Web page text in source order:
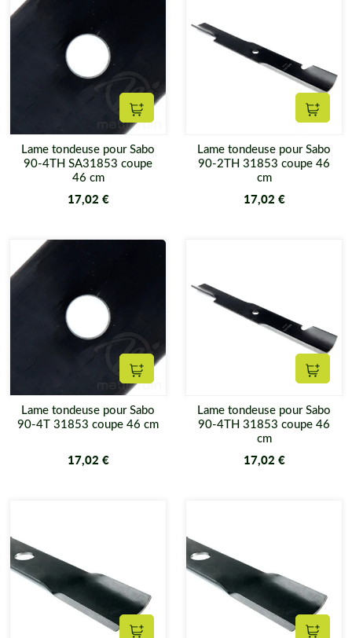
Ajouter au panier
Lame tondeuse pour Sabo
90-4TH SA31853 coupe
46 cm
17,02 €
Lame tondeuse pour Sabo
90-2TH 31853 coupe 46
cm
17,02 €
Ajouter au panier
Lame tondeuse pour Sabo
90-4T 31853 coupe 46 cm
17,02 €
Lame tondeuse pour Sabo
90-4TH 31853 coupe 46
cm
17,02 €